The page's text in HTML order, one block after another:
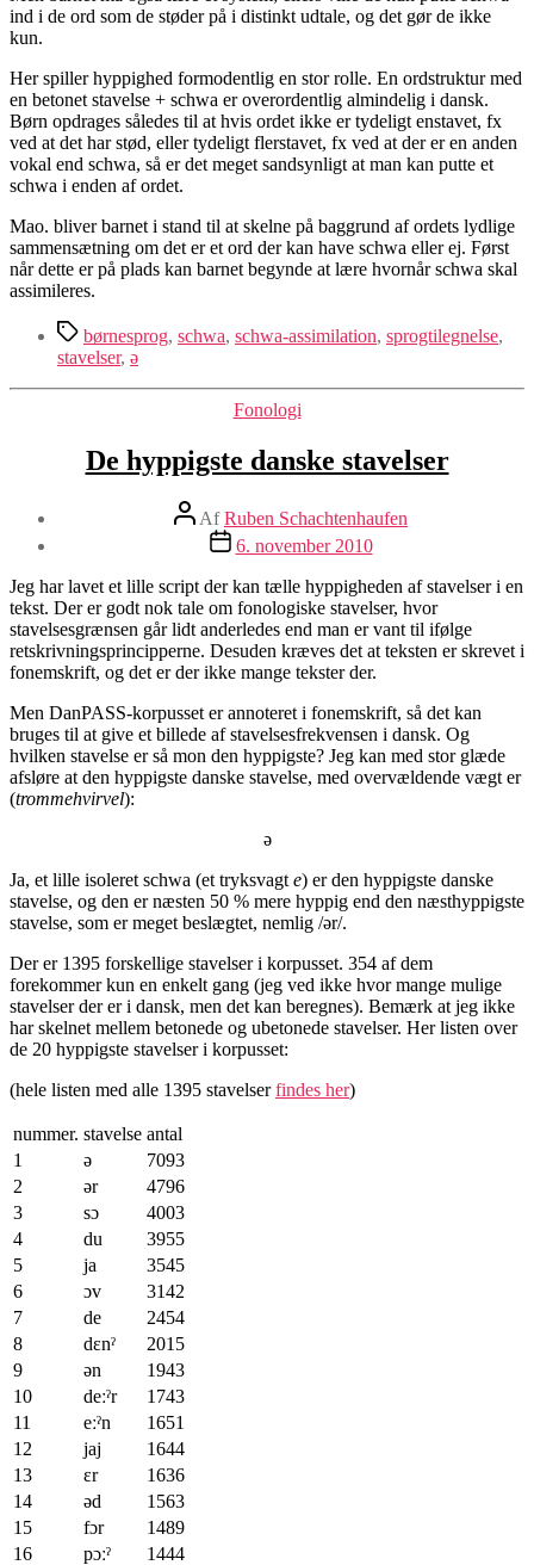
ind i de ord som de støder på i distinkt udtale, og det gør de ikke
kun.
Her spiller hyppighed formodentlig en stor rolle. En ordstruktur med
en betonet stavelse + schwa er overordentlig almindelig i dansk.
Børn opdrages således til at hvis ordet ikke er tydeligt enstavet, fx
ved at det har stød, eller tydeligt flerstavet, fx ved at der er en anden
vokal end schwa, så er det meget sandsynligt at man kan putte et
schwa i enden af ordet.
Mao. bliver barnet i stand til at skelne på baggrund af ordets lydlige
sammensætning om det er et ord der kan have schwa eller ej. Først
når dette er på plads kan barnet begynde at lære hvornår schwa skal
assimileres.
Tagsbørnesprog, schwa, schwa-assimilation, sprogtilegnelse,
stavelser, ə
Kategorier
Fonologi
De hyppigste danske stavelser
Indlægsforfatter
AfRuben Schachtenhaufen
Indlægsdato
6. november 2010
Jeg har lavet et lille script der kan tælle hyppigheden af stavelser i en
tekst. Der er godt nok tale om fonologiske stavelser, hvor
stavelsesgrænsen går lidt anderledes end man er vant til ifølge
retskrivningsprincipperne. Desuden kræves det at teksten er skrevet i
fonemskrift, og det er der ikke mange tekster der.
Men DanPASS-korpusset er annoteret i fonemskrift, så det kan
bruges til at give et billede af stavelsesfrekvensen i dansk. Og
hvilken stavelse er så mon den hyppigste? Jeg kan med stor glæde
afsløre at den hyppigste danske stavelse, med overvældende vægt er
(trommehvirvel):
ə
Ja, et lille isoleret schwa (et tryksvagt e) er den hyppigste danske
stavelse, og den er næsten 50 % mere hyppig end den næsthyppigste
stavelse, som er meget beslægtet, nemlig /ər/.
Der er 1395 forskellige stavelser i korpusset. 354 af dem
forekommer kun en enkelt gang (jeg ved ikke hvor mange mulige
stavelser der er i dansk, men det kan beregnes). Bemærk at jeg ikke
har skelnet mellem betonede og ubetonede stavelser. Her listen over
de 20 hyppigste stavelser i korpusset:
(hele listen med alle 1395 stavelserfindes her)
nummer. stavelse antal
1
ə
7093
2
ər
4796
3
sɔ
4003
4
du
3955
5
ja
3545
6
ɔv
3142
7
de
2454
8
dɛnˀ
2015
9
ən
1943
10
deːˀr
1743
11
eːˀn
1651
12
jaj
1644
13
ɛr
1636
14
əd
1563
15
fɔr
1489
16
pɔːˀ
1444